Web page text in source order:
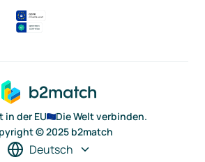
in der EU
Die Welt verbinden.
© 2025 b2match
Deutsch